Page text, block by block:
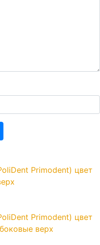
Primodent) цвет
Primodent) цвет
верх